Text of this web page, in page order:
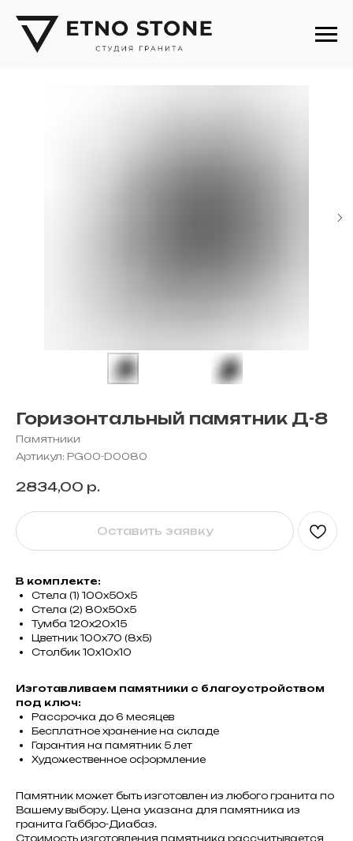
Горизонтальный памятник Д-8
Памятники
Артикул: PG00-D0080
2834,00 р.
Оставить заявку
В комплекте:
Стела (1) 100х50х5
Стела (2) 80х50х5
Тумба 120х20х15
Цветник 100х70 (8х5)
Столбик 10х10х10
Изготавливаем памятники с благоустройством
под ключ:
Рассрочка до 6 месяцев
Бесплатное хранение на складе
Гарантия на памятник 5 лет
Художественное оформление
Памятник может быть изготовлен из любого гранита по
Вашему выбору. Цена указана для памятника из
гранита Габбро-Диабаз.
Стоимость изготовления памятника рассчитывается